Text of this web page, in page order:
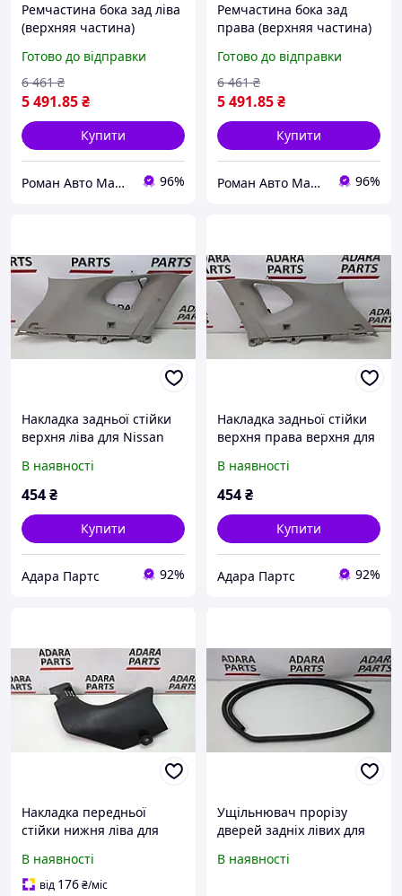
Ремчастина бока зад ліва
(верхняя частина)
Nissan Interstar 03-10
Готово до відправки
5 491.85₴
6 461 ₴
Купити
Роман Авто Маркет 96%
Ремчастина бока зад
права (верхняя частина)
Nissan Interstar 03-10
Готово до відправки
5 491.85₴
6 461 ₴
Купити
Роман Авто Маркет 96%
Накладка задньої стійки
верхня ліва для Nissan
Restyle rest) (849417FA0A)
В наявності
454₴
Купити
Адара Партс 92%
Накладка задньої стійки
верхня права верхня для
(T32 Restyle rest)
(849407FA0A)
В наявності
454₴
Купити
Адара Партс 92%
Накладка передньої
стійки нижня ліва для
(T32 Restyle rest)
(669017FA2A)
В наявності
від 176₴/міс
Ущільнювач прорізу
дверей задніх лівих для
(T32 Restyle rest)
В наявності